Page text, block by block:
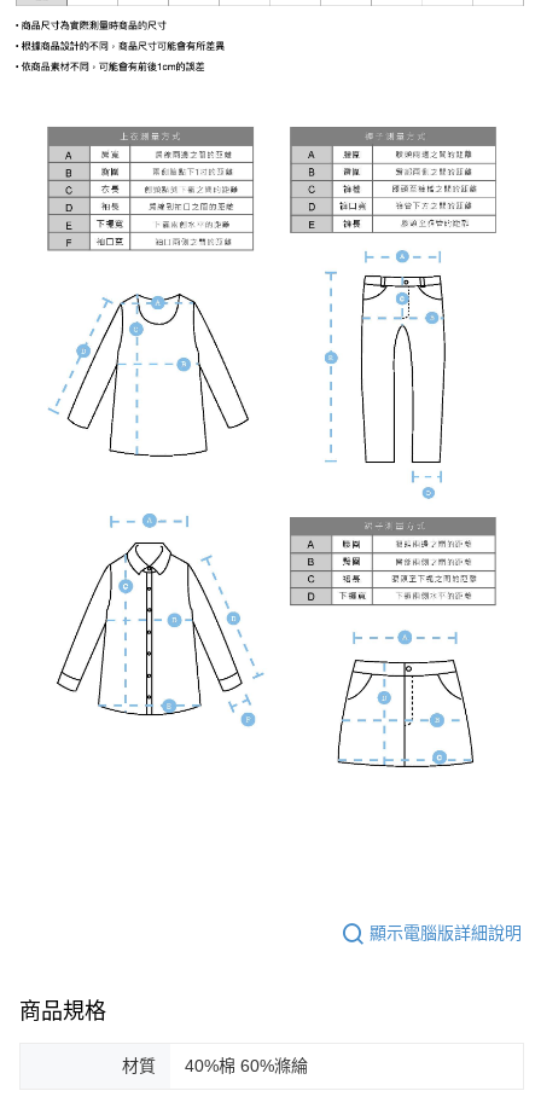
顯示電腦版詳細說明
商品規格
材質 40%棉 60%滌綸